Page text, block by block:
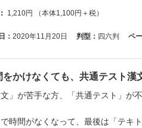
1,210円 （本体1,100円＋税）
： 2020年11月20日 判型： 四六判 ペ
をかけなくても、共通テスト漢
文」が苦手な方、「共通テスト」が
時間がなくなって、最後は「テキ